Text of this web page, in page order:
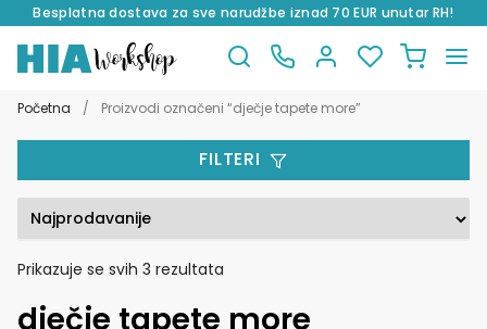
Besplatna dostava za sve narudžbe iznad 70 EUR unutar RH!
na
do
Početna / Proizvodi označeni “dječje tapete more”
Prikazuje se svih 3 rezultata
popularnosti
dječje tapete more
FILTERI